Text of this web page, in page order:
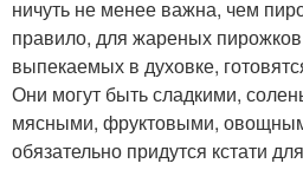
ничуть не менее важна, чем
правило, для жареных
выпекаемых в духовке,
Они могут быть сладкими,
мясными, фруктовыми,
обязательно придутся кстати